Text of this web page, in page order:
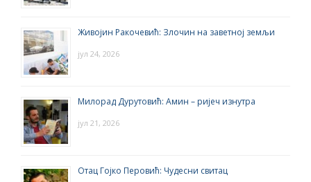
Живојин Ракочевић: Злочин на заветној земљи
јул 24, 2026
Милорад Дурутовић: Амин – ријеч изнутра
јул 21, 2026
Отац Гојко Перовић: Чудесни свитац